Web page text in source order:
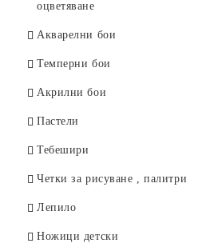
Острилки
Линии, комплекти за чертане
Гумички
Тубуси
Пергели
оцветяване
Акварелни бои
Темперни бои
Акрилни бои
Пастели
Тебешири
Четки за рисуване , палитри
Лепило
Ножици детски